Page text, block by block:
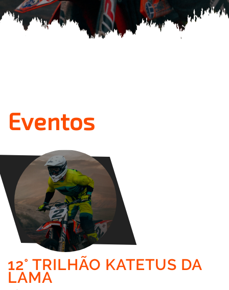
Eventos
12° TRILHÃO KATETUS DA
LAMA